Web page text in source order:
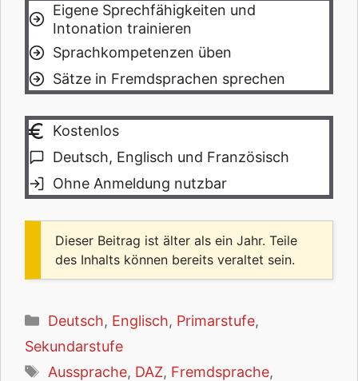
Eigene Sprechfähigkeiten und
Intonation trainieren
Sprachkompetenzen üben
Sätze in Fremdsprachen sprechen
Kostenlos
Deutsch, Englisch und Französisch
Ohne Anmeldung nutzbar
Dieser Beitrag ist älter als ein Jahr. Teile
des Inhalts können bereits veraltet sein.
Kategorien
Deutsch, Englisch, Primarstufe,
Sekundarstufe
Schlagwörter
Aussprache, DAZ, Fremdsprache,